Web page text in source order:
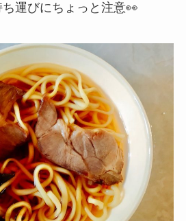
運びにちょっと注意👀